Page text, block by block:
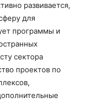
развивается,
для
программы и
сектора
проектов по